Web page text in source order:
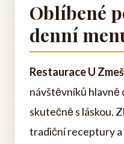
Oblíbené
denní
Restaurace U
návštěvníků hlavně
skutečně s láskou.
tradiční receptury a